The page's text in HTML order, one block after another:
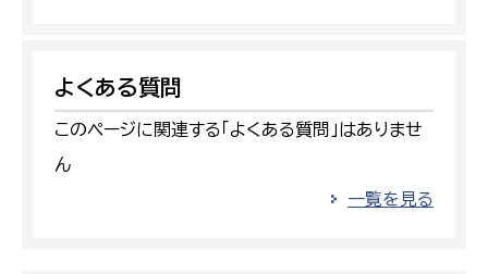
よくある質問
このページに関連する「よくある質問」はありませ
ん
一覧を見る